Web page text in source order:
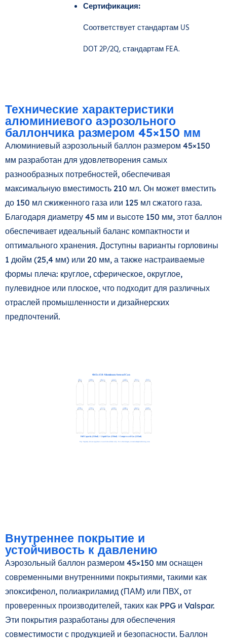
Сертификация:
Соответствует стандартам US
DOT 2P/2Q, стандартам FEA.
Технические характеристики
алюминиевого аэрозольного
баллончика размером 45×150 мм
Алюминиевый аэрозольный баллон размером 45×150
мм разработан для удовлетворения самых
разнообразных потребностей, обеспечивая
максимальную вместимость 210 мл. Он может вместить
до 150 мл сжиженного газа или 125 мл сжатого газа.
Благодаря диаметру 45 мм и высоте 150 мм, этот баллон
обеспечивает идеальный баланс компактности и
оптимального хранения. Доступны варианты горловины
1 дюйм (25,4 мм) или 20 мм, а также настраиваемые
формы плеча: круглое, сферическое, округлое,
пулевидное или плоское, что подходит для различных
отраслей промышленности и дизайнерских
предпочтений.
Внутреннее покрытие и
устойчивость к давлению
Аэрозольный баллон размером 45×150 мм оснащен
современными внутренними покрытиями, такими как
эпоксифенол, полиакриламид (ПАМ) или ПВХ, от
проверенных производителей, таких как PPG и Valspar.
Эти покрытия разработаны для обеспечения
совместимости с продукцией и безопасности. Баллон